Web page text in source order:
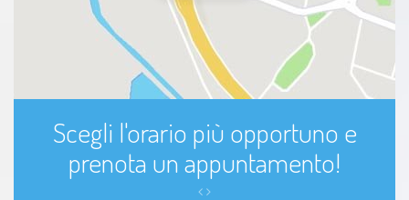
Scegli l'orario più opportuno e
prenota un appuntamento!